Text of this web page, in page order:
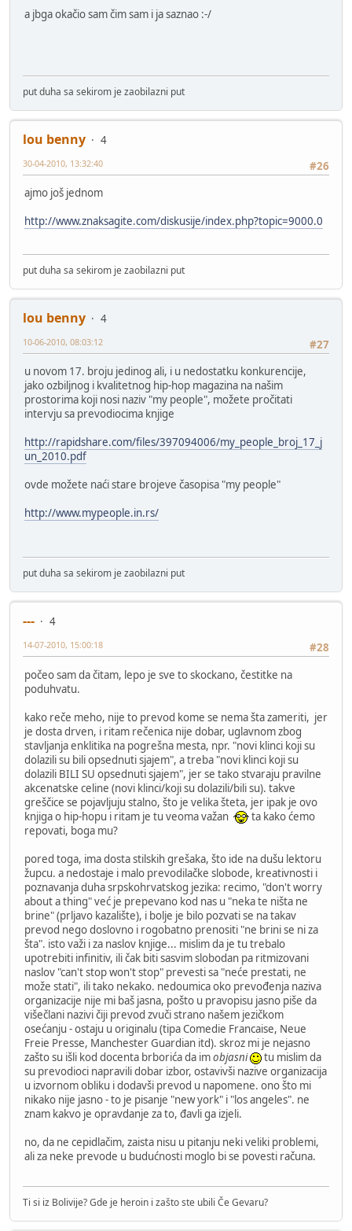
a jbga okačio sam čim sam i ja saznao :-/
put duha sa sekirom je zaobilazni put
lou benny
4
#26
30-04-2010, 13:32:40
ajmo još jednom
http://www.znaksagite.com/diskusije/index.php?topic=9000.0
put duha sa sekirom je zaobilazni put
lou benny
4
#27
10-06-2010, 08:03:12
u novom 17. broju jedinog ali, i u nedostatku konkurencije,
jako ozbiljnog i kvalitetnog hip-hop magazina na našim
prostorima koji nosi naziv "my people", možete pročitati
intervju sa prevodiocima knjige
http://rapidshare.com/files/397094006/my_people_broj_17_j
un_2010.pdf
ovde možete naći stare brojeve časopisa "my people"
http://www.mypeople.in.rs/
put duha sa sekirom je zaobilazni put
---
4
#28
14-07-2010, 15:00:18
počeo sam da čitam, lepo je sve to skockano, čestitke na
poduhvatu.
kako reče meho, nije to prevod kome se nema šta zameriti, jer
je dosta drven, i ritam rečenica nije dobar, uglavnom zbog
stavljanja enklitika na pogrešna mesta, npr. "novi klinci koji su
dolazili su bili opsednuti sjajem", a treba "novi klinci koji su
dolazili BILI SU opsednuti sjajem", jer se tako stvaraju pravilne
akcenatske celine (novi klinci/koji su dolazili/bili su). takve
greščice se pojavljuju stalno, što je velika šteta, jer ipak je ovo
knjiga o hip-hopu i ritam je tu veoma važan
ta kako ćemo
repovati, boga mu?
pored toga, ima dosta stilskih grešaka, što ide na dušu lektoru
župcu. a nedostaje i malo prevodilačke slobode, kreativnosti i
poznavanja duha srpskohrvatskog jezika: recimo, "don't worry
about a thing" već je prepevano kod nas u "neka te ništa ne
brine" (prljavo kazalište), i bolje je bilo pozvati se na takav
prevod nego doslovno i rogobatno prenositi "ne brini se ni za
šta". isto važi i za naslov knjige... mislim da je tu trebalo
upotrebiti infinitiv, ili čak biti sasvim slobodan pa ritmizovani
naslov "can't stop won't stop" prevesti sa "neće prestati, ne
može stati", ili tako nekako. nedoumica oko prevođenja naziva
organizacije nije mi baš jasna, pošto u pravopisu jasno piše da
višečlani nazivi čiji prevod zvuči strano našem jezičkom
osećanju - ostaju u originalu (tipa Comedie Francaise, Neue
Freie Presse, Manchester Guardian itd). skroz mi je nejasno
zašto su išli kod docenta brborića da imobjasni
tu mislim da
su prevodioci napravili dobar izbor, ostavivši nazive organizacija
u izvornom obliku i dodavši prevod u napomene. ono što mi
nikako nije jasno - to je pisanje "new york" i "los angeles". ne
znam kakvo je opravdanje za to, đavli ga izjeli.
no, da ne cepidlačim, zaista nisu u pitanju neki veliki problemi,
ali za neke prevode u budućnosti moglo bi se povesti računa.
Ti si iz Bolivije? Gde je heroin i zašto ste ubili Če Gevaru?